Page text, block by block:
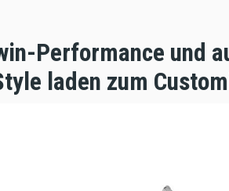
Performance und
laden zum